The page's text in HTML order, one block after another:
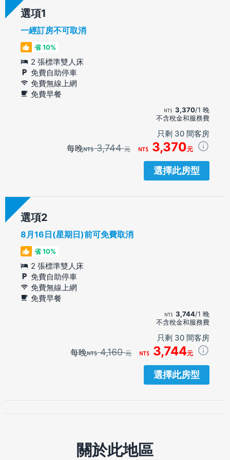
選項
一經訂房不可取消
省 10%
2 張標準雙人床
免費自助停車
免費無線上網
免費早餐
3,370/1 晚
不含稅金和服務費
只剩 30 間客房
每晚 3,744元 3,370元
選擇此房型
選項
8月16日(星期日)前可免費取消
省 10%
2 張標準雙人床
免費自助停車
免費無線上網
免費早餐
3,744/1 晚
不含稅金和服務費
只剩 30 間客房
每晚 4,160元 3,744元
選擇此房型
關於此地區